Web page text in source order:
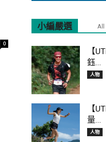
0
小編嚴選 All
【
鈺...
人物
【
量...
人物